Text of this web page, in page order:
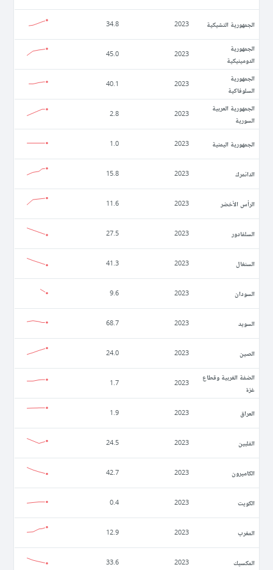
الجمهورية التشيكية 2023
34.8
الجمهورية
الدومينيكية
2023
45.0
الجمهورية
السلوفاكية
2023
40.1
الجمهورية العربية
السورية
2023
2.8
الجمهورية اليمنية 2023
1.0
الدانمرك 2023
15.8
الرأس الأخضر 2023
11.6
السلفادور 2023
27.5
السنغال 2023
41.3
السودان 2023
9.6
السويد 2023
68.7
الصين 2023
24.0
الضفة الغربية وقطاع
غزة
2023
1.7
العراق 2023
1.9
الفلبين 2023
24.5
الكاميرون 2023
42.7
الكويت 2023
0.4
المغرب 2023
12.9
المكسيك 2023
33.6